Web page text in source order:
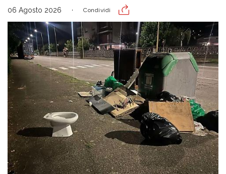
06 Agosto 2026 Condividi